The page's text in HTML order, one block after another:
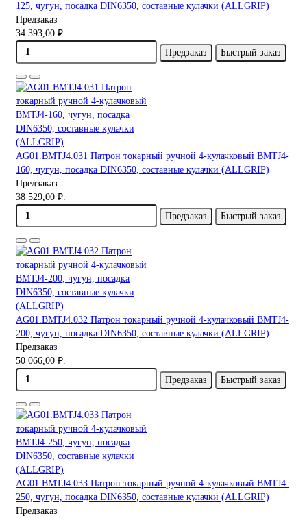
125, чугун, посадка DIN6350, составные кулачки (ALLGRIP)
Предзаказ
34 393,00 ₽.
Предзаказ
Быстрый заказ
AG01.BMTJ4.031 Патрон токарный ручной 4-кулачковый BMTJ4-
160, чугун, посадка DIN6350, составные кулачки (ALLGRIP)
Предзаказ
38 529,00 ₽.
Предзаказ
Быстрый заказ
AG01.BMTJ4.032 Патрон токарный ручной 4-кулачковый BMTJ4-
200, чугун, посадка DIN6350, составные кулачки (ALLGRIP)
Предзаказ
50 066,00 ₽.
Предзаказ
Быстрый заказ
AG01.BMTJ4.033 Патрон токарный ручной 4-кулачковый BMTJ4-
250, чугун, посадка DIN6350, составные кулачки (ALLGRIP)
Предзаказ